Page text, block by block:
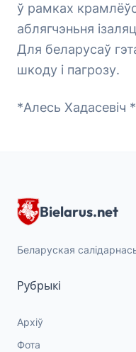
ў рамках
аблягчэньня
Для беларусаў
шкоду і пагрозу.
*Алесь Хадасевіч *
Bielarus.net
Беларуская
Рубрыкі
Архіў
Фота